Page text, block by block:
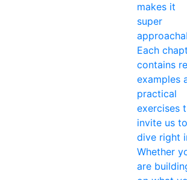
makes it
super
Each
contains
examples
practical
exercises
invite us to
dive right
Whether
are